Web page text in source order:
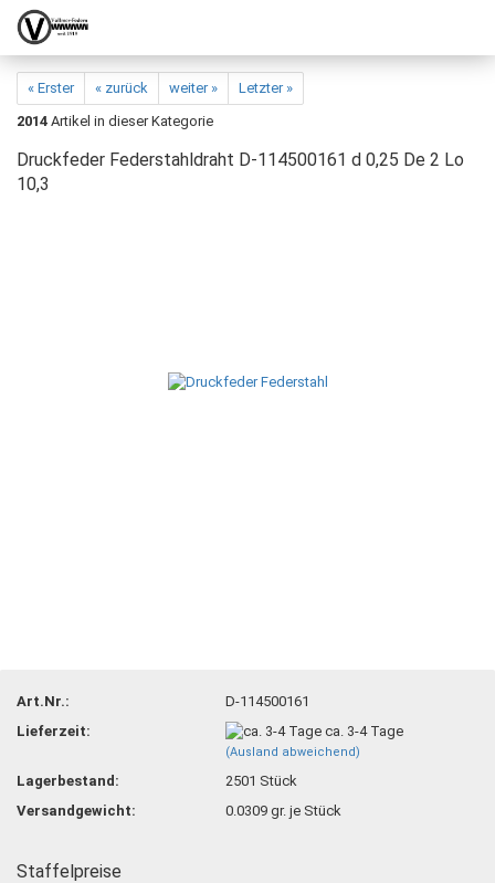
« Erster « zurück weiter »
Letzter »
2014 Artikel in dieser Kategorie
Druckfeder Federstahldraht D-114500161 d 0,25 De 2 Lo
10,3
Art.Nr.:
D-114500161
Lieferzeit:
ca. 3-4 Tage
(Ausland abweichend)
Lagerbestand: 2501 Stück
Versandgewicht:
0.0309 gr. je Stück
Staffelpreise